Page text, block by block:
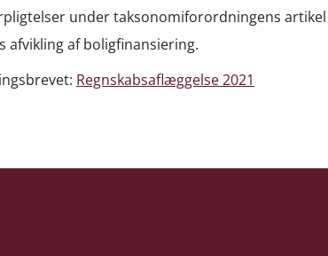
under taksonomiforordningens
afvikling af boligfinansiering.
Regnskabsaflæggelse 2021